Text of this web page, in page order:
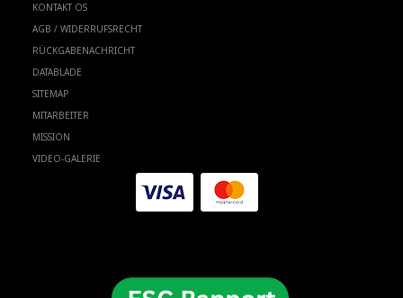
KONTAKT OS
AGB / WIDERRUFSRECHT
RÜCKGABENACHRICHT
DATABLADE
SITEMAP
MITARBEITER
MISSION
VIDEO-GALERIE